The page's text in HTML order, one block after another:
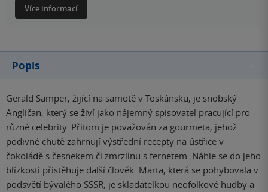
Více informací
Popis
Gerald Samper, žijící na samotě v Toskánsku, je snobský
Angličan, který se živí jako nájemný spisovatel pracující pro
různé celebrity. Přitom je považován za gourmeta, jehož
podivné chutě zahrnují výstřední recepty na ústřice v
čokoládě s česnekem či zmrzlinu s fernetem. Náhle se do jeho
blízkosti přistěhuje další člověk. Marta, která se pohybovala v
podsvětí bývalého SSSR, je skladatelkou neofolkové hudby a